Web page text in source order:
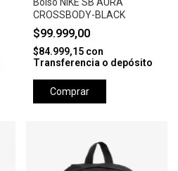
CROSSBODY-BLACK
$99.999,00
$84.999,15 con
Transferencia o depósito
Comprar